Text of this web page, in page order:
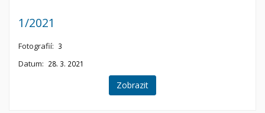
1/2021
Fotografií: 3
Datum: 28. 3. 2021
Zobrazit